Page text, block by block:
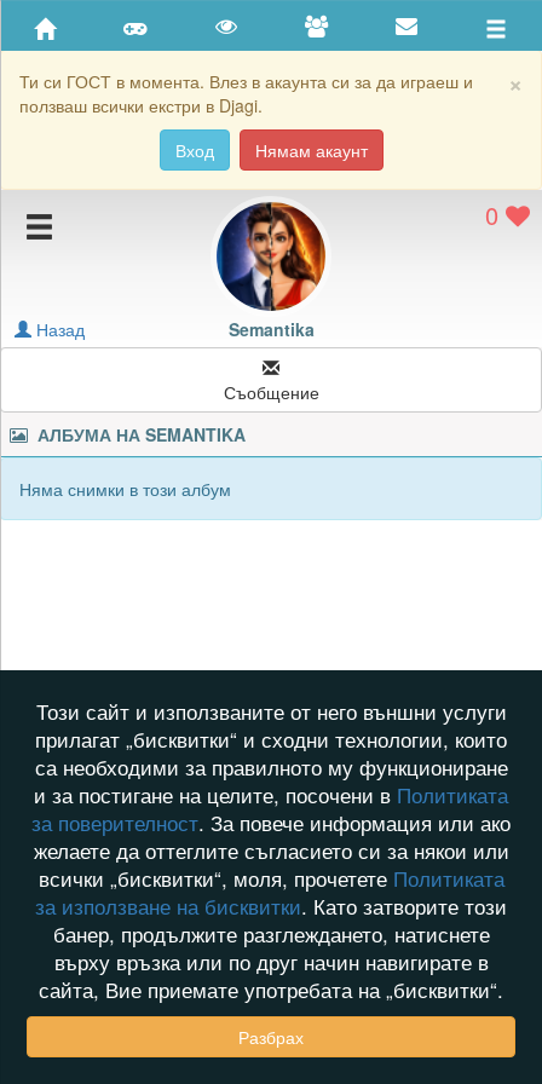
×
Ти си ГОСТ в момента. Влез в акаунта си за да играеш и
ползваш всички екстри в Djagi.
Вход
Нямам акаунт
Приятели
Хронология на игри
Подаръците на Semantika
Картичките на Semantika
Блокирай Semantika
0
Semantika
Назад
Съобщение
АЛБУМА НА SEMANTIKA
Няма снимки в този албум
Този сайт и използваните от него външни услуги
прилагат „бисквитки“ и сходни технологии, които
са необходими за правилното му функциониране
и за постигане на целите, посочени в Политиката
за поверителност. За повече информация или ако
желаете да оттеглите съгласието си за някои или
всички „бисквитки“, моля, прочетете Политиката
за използване на бисквитки. Като затворите този
банер, продължите разглеждането, натиснете
върху връзка или по друг начин навигирате в
сайта, Вие приемате употребата на „бисквитки“.
Разбрах